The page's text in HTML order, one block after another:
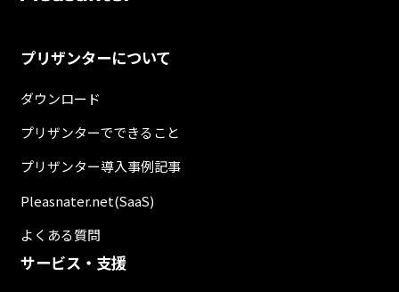
プリザンターについて
ダウンロード
プリザンターでできること
プリザンター導入事例記事
Pleasnater.net(SaaS)
よくある質問
サービス・支援